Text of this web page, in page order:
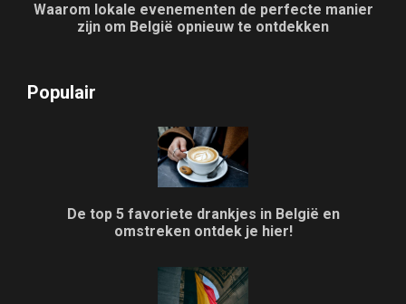
Waarom lokale evenementen de perfecte manier
zijn om België opnieuw te ontdekken
Populair
De top 5 favoriete drankjes in België en
omstreken ontdek je hier!